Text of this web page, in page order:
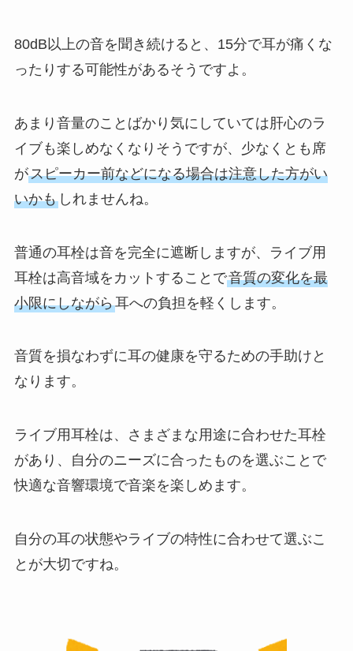
80dB以上の音を聞き続けると、15分で耳が痛くな
ったりする可能性があるそうですよ。
あまり音量のことばかり気にしていては肝心のラ
イブも楽しめなくなりそうですが、少なくとも席
がスピーカー前などになる場合は注意した方がい
いかもしれませんね。
普通の耳栓は音を完全に遮断しますが、ライブ用
耳栓は高音域をカットすることで音質の変化を最
小限にしながら耳への負担を軽くします。
音質を損なわずに耳の健康を守るための手助けと
なります。
ライブ用耳栓は、さまざまな用途に合わせた耳栓
があり、自分のニーズに合ったものを選ぶことで
快適な音響環境で音楽を楽しめます。
自分の耳の状態やライブの特性に合わせて選ぶこ
とが大切ですね。